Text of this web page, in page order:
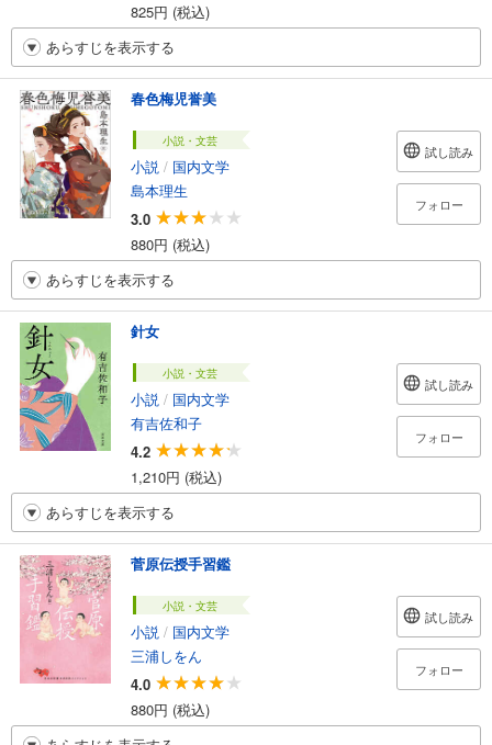
825円 (税込)
あらすじを表示する
春色梅児誉美
小説・文芸
小説 / 国内文学
島本理生
3.0
880円 (税込)
試し読み
フォロー
あらすじを表示する
針女
小説・文芸
小説 / 国内文学
有吉佐和子
4.2
1,210円 (税込)
試し読み
フォロー
あらすじを表示する
菅原伝授手習鑑
小説・文芸
小説 / 国内文学
三浦しをん
4.0
880円 (税込)
試し読み
フォロー